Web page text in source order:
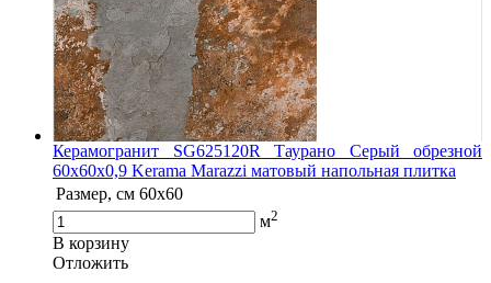
Керамогранит SG625120R Таурано Серый обрезной
60x60x0,9 Kerama Marazzi матовый напольная плитка
Размер, см 60х60
м2
В корзину
Oтложить